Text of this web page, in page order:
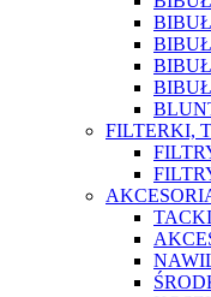
FILTERKI,